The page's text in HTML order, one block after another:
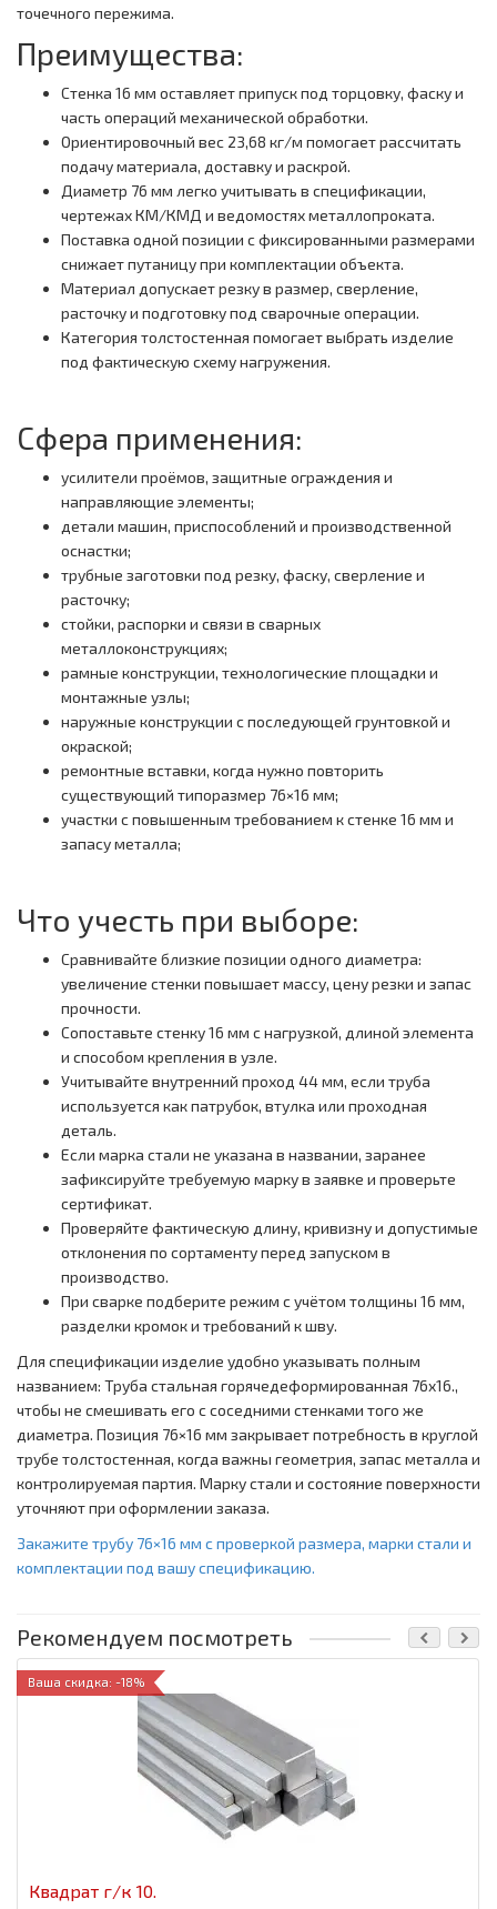
точечного пережима.
Преимущества:
Стенка 16 мм оставляет припуск под торцовку, фаску и
часть операций механической обработки.
Ориентировочный вес 23,68 кг/м помогает рассчитать
подачу материала, доставку и раскрой.
Диаметр 76 мм легко учитывать в спецификации,
чертежах КМ/КМД и ведомостях металлопроката.
Поставка одной позиции с фиксированными размерами
снижает путаницу при комплектации объекта.
Материал допускает резку в размер, сверление,
расточку и подготовку под сварочные операции.
Категория толстостенная помогает выбрать изделие
под фактическую схему нагружения.
Сфера применения:
усилители проёмов, защитные ограждения и
направляющие элементы;
детали машин, приспособлений и производственной
оснастки;
трубные заготовки под резку, фаску, сверление и
расточку;
стойки, распорки и связи в сварных
металлоконструкциях;
рамные конструкции, технологические площадки и
монтажные узлы;
наружные конструкции с последующей грунтовкой и
окраской;
ремонтные вставки, когда нужно повторить
существующий типоразмер 76×16 мм;
участки с повышенным требованием к стенке 16 мм и
запасу металла;
Что учесть при выборе:
Сравнивайте близкие позиции одного диаметра:
увеличение стенки повышает массу, цену резки и запас
прочности.
Сопоставьте стенку 16 мм с нагрузкой, длиной элемента
и способом крепления в узле.
Учитывайте внутренний проход 44 мм, если труба
используется как патрубок, втулка или проходная
деталь.
Если марка стали не указана в названии, заранее
зафиксируйте требуемую марку в заявке и проверьте
сертификат.
Проверяйте фактическую длину, кривизну и допустимые
отклонения по сортаменту перед запуском в
производство.
При сварке подберите режим с учётом толщины 16 мм,
разделки кромок и требований к шву.
Для спецификации изделие удобно указывать полным
названием: Труба стальная горячедеформированная 76x16.,
чтобы не смешивать его с соседними стенками того же
диаметра. Позиция 76×16 мм закрывает потребность в круглой
трубе толстостенная, когда важны геометрия, запас металла и
контролируемая партия. Марку стали и состояние поверхности
уточняют при оформлении заказа.
Закажите трубу 76×16 мм с проверкой размера, марки стали и
комплектации под вашу спецификацию.
Рекомендуем посмотреть
Ваша скидка: -18%
Квадрат г/к 10.